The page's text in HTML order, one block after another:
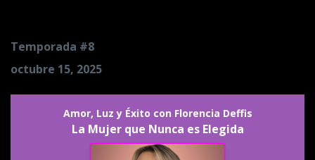
Temporada #8
octubre 15, 2025